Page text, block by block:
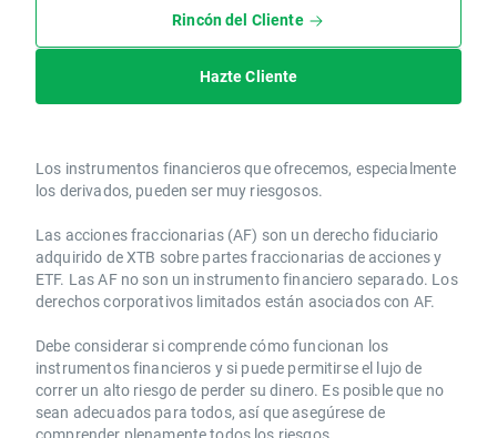
Rincón del Cliente
Hazte Cliente
Los instrumentos financieros que ofrecemos, especialmente
los derivados, pueden ser muy riesgosos.
Las acciones fraccionarias (AF) son un derecho fiduciario
adquirido de XTB sobre partes fraccionarias de acciones y
ETF. Las AF no son un instrumento financiero separado. Los
derechos corporativos limitados están asociados con AF.
Debe considerar si comprende cómo funcionan los
instrumentos financieros y si puede permitirse el lujo de
correr un alto riesgo de perder su dinero. Es posible que no
sean adecuados para todos, así que asegúrese de